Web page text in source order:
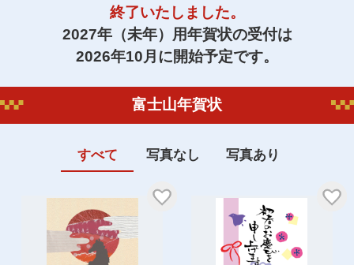
終了いたしました。
2027年（未年）用年賀状の受付は
2026年10月に開始予定です。
富士山年賀状
すべて 写真なし 写真あり